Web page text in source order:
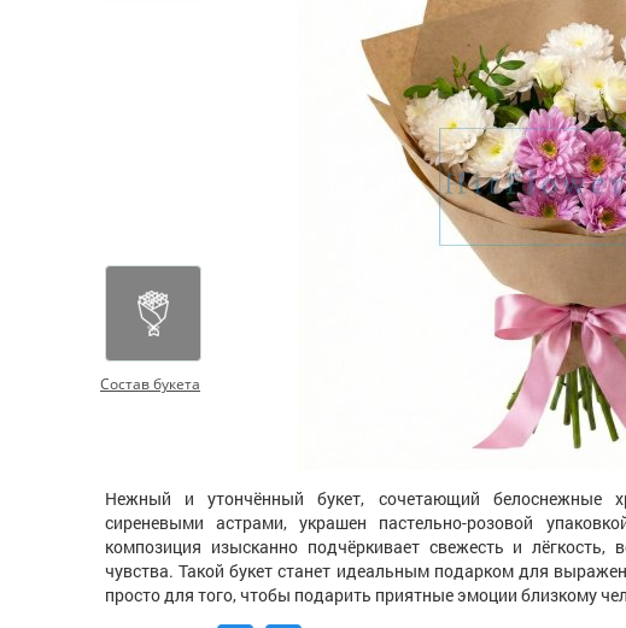
Состав букета
Нежный и утончённый букет, сочетающий белоснежные
сиреневыми астрами, украшен пастельно-розовой
композиция изысканно подчёркивает свежесть и лёгкость,
чувства. Такой букет станет идеальным подарком для
просто для того, чтобы подарить приятные эмоции близкому